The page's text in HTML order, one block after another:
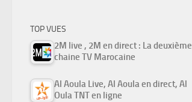
TOP VUES
2M live , 2M en direct : La deuxième
chaine TV Marocaine
Al Aoula Live, Al Aoula en direct, Al
Oula TNT en ligne